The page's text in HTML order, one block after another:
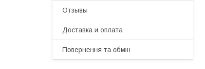
Отзывы
Доставка и оплата
Повернення та обмін